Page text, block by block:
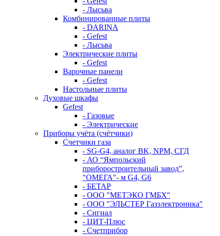
- Лысьва
Комбинированные плиты
- DARINA
- Gefest
- Лысьва
Электрические плиты
- Gefest
Варочные панели
- Gefest
Настольные плиты
Духовые шкафы
Gefest
- Газовые
- Электрические
Приборы учёта (счётчики)
Счетчики газа
- SG-G4, аналог BK, NPM, СГД
- АО “Ямпольский
приборостроительный завод”,
"ОМЕГА"- м G4, G6
- БЕТАР
- ООО "МЕТЭКО ГМБХ"
- ООО "ЭЛЬСТЕР Газэлектроника"
- Сигнал
- ЦИТ-Плюс
- Счетприбор